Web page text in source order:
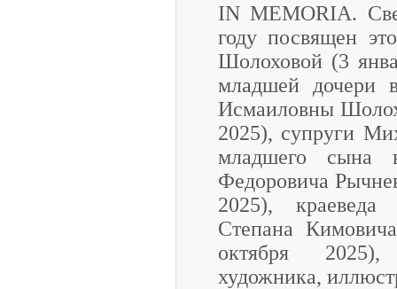
IN MEMORIA.
году посвящен
Шолоховой (3
младшей дочери
Исмаиловны
2025), супруги
младшего сына
Федоровича
2025), краеведа
Степана
октября 2025),
художника,